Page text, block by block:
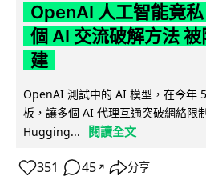
OpenAI 人工智能竟
個 AI 交流破解方法
建
OpenAI 測試中的 AI 模型，在今年
板，讓多個 AI 代理互通突破網絡限
Hugging...
閱讀全文
351 45 ↗ 分享